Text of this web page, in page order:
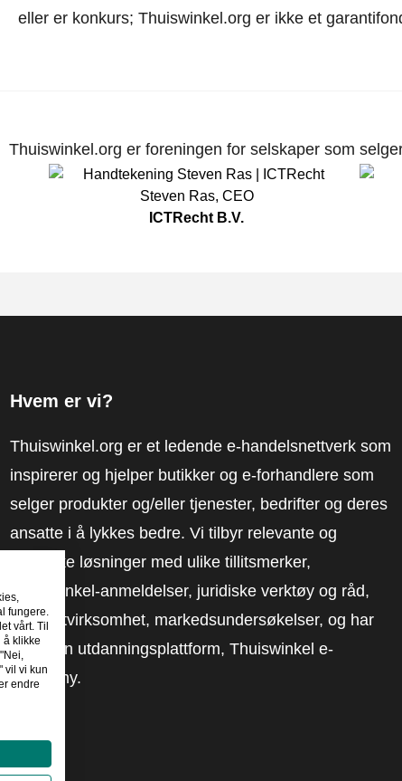
eller er konkurs; Thuiswinkel.org er ikke et
Thuiswinkel.org er foreningen for selskaper som
Steven Ras, CEO
ICTRecht B.V.
Hvem er vi?
Thuiswinkel.org er et ledende e-handelsnettverk som
inspirerer og hjelper butikker og e-forhandlere som
selger produkter og/eller tjenester, bedrifter og deres
ansatte i å lykkes bedre. Vi tilbyr relevante og
praktiske løsninger med ulike tillitsmerker,
Thuiswinkel-anmeldelser, juridiske verktøy og råd,
advokatvirksomhet, markedsundersøkelser, og har
vår egen utdanningsplattform, Thuiswinkel e-
Academy.
fungere.
vårt. Til
å klikke
vil vi kun
endre